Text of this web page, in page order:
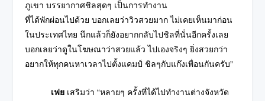
ภูเขา บรรยากาศชิลสุดๆ เป็นการทำงาน
ที่ได้พักผ่อนไปด้วย บอกเลยว่าวิวสวยมาก ไม่เคยเห็นมาก่อน
ในประเทศไทย นึกแล้วก็ยังอยากกลับไปชิลที่นั่นอีกครั้งเลย
บอกเลยว่าดูในโฆษณาว่าสวยแล้ว ไปเองจริงๆ ยิ่งสวยกว่า
อยากให้ทุกคนหาเวลาไปตั้งแคมป์ ชิลๆกับแก๊งเพื่อนกันครับ”
เฟย เสริมว่า “หลายๆ ครั้งที่ได้ไปทำงานต่างจังหวัด